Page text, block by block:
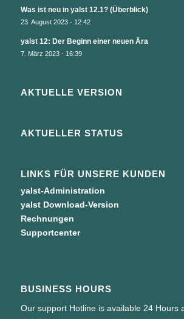
Was ist neu in yalst 12.1? (Überblick)
23. August 2023 - 12:42
yalst 12: Der Beginn einer neuen Ära
7. März 2023 - 16:39
AKTUELLE VERSION
AKTUELLER STATUS
LINKS FÜR UNSERE KUNDEN
yalst-Administration
yalst Download-Version
Rechnungen
Supportcenter
BUSINESS HOURS
Our support Hotline is available 24 Hours